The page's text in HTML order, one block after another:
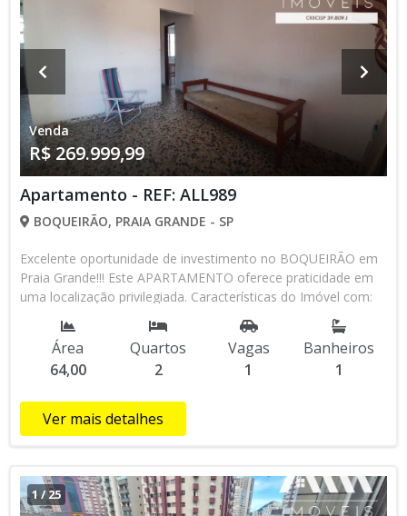
Venda
R$ 269.999,99
Apartamento - REF: ALL989
BOQUEIRÃO, PRAIA GRANDE - SP
Excelente oportunidade de investimento no BOQUEIRÃO em
Praia Grande!!! Este APARTAMENTO oferece praticidade em
uma localização privilegiada. Características do Imóvel com:
70 M² - 02 dormitórios amplos e bem arejados - Sala muito
bem distribuída - Cozinha ampla - Área de serviço - Banheiro
social PRÉDIO COM: - Portaria - Área comum - 150 metros da
Praia - Próximo a todo tipo de comércio do bairro, novos
Perto de supermercados, farmácias, restaurantes e
transporte público. Etc... Esse APARTAMENTO é perfeito para
com a funcionalidade deste imóvel. ● VENDA: R$ 269.999,99 -
À VISTA OU FINANCIADO. - Condomínio R$ 456,00 - IPTU R$
Área
64,00
Quartos
2
Vagas
1
Banheiros
1
Ver mais detalhes
1/25